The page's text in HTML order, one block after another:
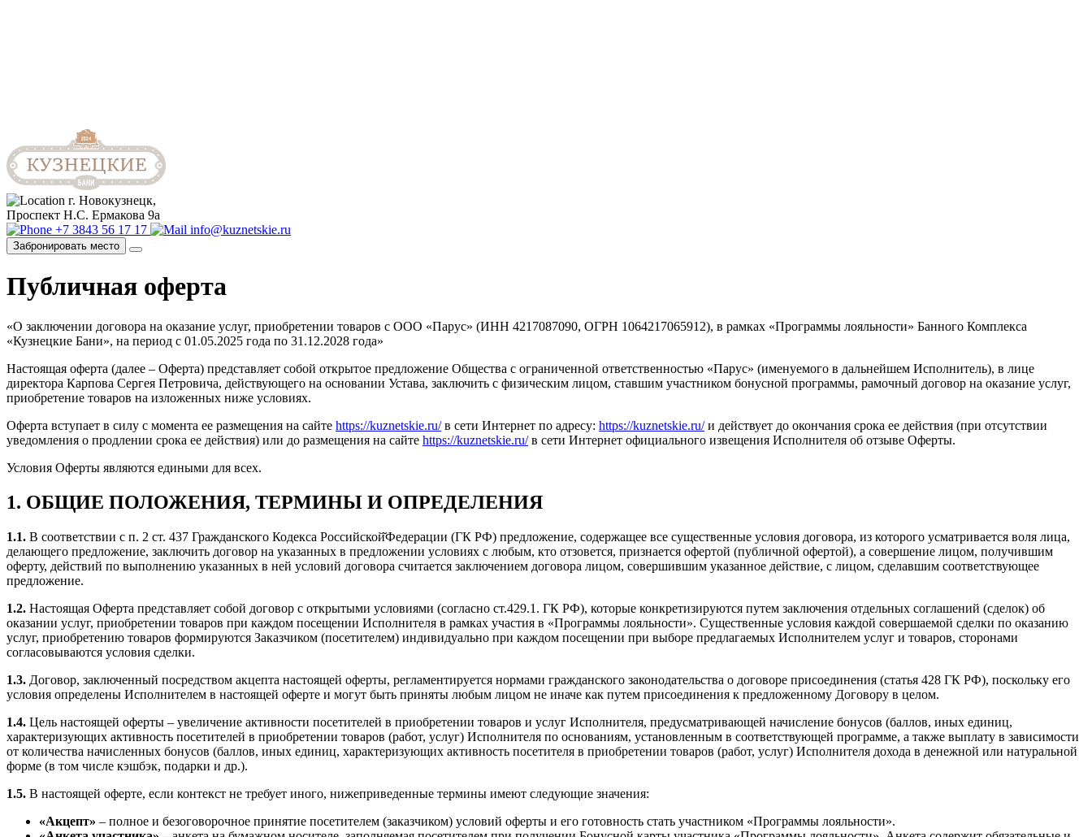
г. Новокузнецк,
Проспект Н.С. Ермакова 9а
+7 3843 56 17 17
info@kuznetskie.ru
Забронировать место
Публичная оферта
«О заключении договора на оказание услуг, приобретении товаров с ООО «Парус» (ИНН 4217087090, ОГРН 1064217065912), в рамках «Программы лояльности» Банного Комплекса
«Кузнецкие Бани», на период с 01.05.2025 года по 31.12.2028 года»
Настоящая оферта (далее – Оферта) представляет собой открытое предложение Общества с ограниченной ответственностью «Парус» (именуемого в дальнейшем Исполнитель), в лице
директора Карпова Сергея Петровича, действующего на основании Устава, заключить с физическим лицом, ставшим участником бонусной программы, рамочный договор на оказание услуг,
приобретение товаров на изложенных ниже условиях.
Оферта вступает в силу с момента ее размещения на сайте https://kuznetskie.ru/в сети Интернет по адресу: https://kuznetskie.ru/и действует до окончания срока ее действия (при отсутствии
уведомления о продлении срока ее действия) или до размещения на сайте https://kuznetskie.ru/в сети Интернет официального извещения Исполнителя об отзыве Оферты.
Условия Оферты являются едиными для всех.
1. ОБЩИЕ ПОЛОЖЕНИЯ, ТЕРМИНЫ И ОПРЕДЕЛЕНИЯ
1.1. В соответствии с п. 2 ст. 437 Гражданского Кодекса Российской̆Федерации (ГК РФ) предложение, содержащее все существенные условия договора, из которого усматривается воля лица,
делающего предложение, заключить договор на указанных в предложении условиях с любым, кто отзовется, признается офертой (публичной офертой), а совершение лицом, получившим
оферту, действий по выполнению указанных в ней условий договора считается заключением договора лицом, совершившим указанное действие, с лицом, сделавшим соответствующее
предложение.
1.2. Настоящая Оферта представляет собой договор с открытыми условиями (согласно ст.429.1. ГК РФ), которые конкретизируются путем заключения отдельных соглашений (сделок) об
оказании услуг, приобретении товаров при каждом посещении Исполнителя в рамках участия в «Программы лояльности». Существенные условия каждой совершаемой сделки по оказанию
услуг, приобретению товаров формируются Заказчиком (посетителем) индивидуально при каждом посещении при выборе предлагаемых Исполнителем услуг и товаров, сторонами
согласовываются условия сделки.
1.3. Договор, заключенный посредством акцепта настоящей оферты, регламентируется нормами гражданского законодательства о договоре присоединения (статья 428 ГК РФ), поскольку его
условия определены Исполнителем в настоящей оферте и могут быть приняты любым лицом не иначе как путем присоединения к предложенному Договору в целом.
1.4. Цель настоящей оферты – увеличение активности посетителей в приобретении товаров и услуг Исполнителя, предусматривающей начисление бонусов (баллов, иных единиц,
характеризующих активность посетителей в приобретении товаров (работ, услуг) Исполнителя по основаниям, установленным в соответствующей программе, а также выплату в зависимости
от количества начисленных бонусов (баллов, иных единиц, характеризующих активность посетителя в приобретении товаров (работ, услуг) Исполнителя дохода в денежной или натуральной
форме (в том числе кэшбэк, подарки и др.).
1.5. В настоящей оферте, если контекст не требует иного, нижеприведенные термины имеют следующие значения:
«Акцепт» – полное и безоговорочное принятие посетителем (заказчиком) условий оферты и его готовность стать участником «Программы лояльности».